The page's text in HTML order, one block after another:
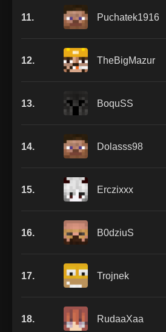
11. Puchatek1916
12. TheBigMazur
13. BoquSS
14. Dolasss98
15. Erczixxx
16. B0dziuS
17. Trojnek
18. RudaaXaa